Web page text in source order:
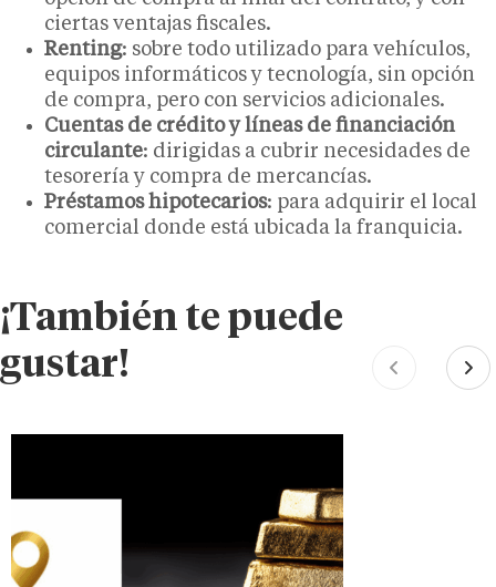
ciertas ventajas fiscales.
Renting: sobre todo utilizado para vehículos,
equipos informáticos y tecnología, sin opción
de compra, pero con servicios adicionales.
Cuentas de crédito y líneas de financiación
circulante: dirigidas a cubrir necesidades de
tesorería y compra de mercancías.
Préstamos hipotecarios: para adquirir el local
comercial donde está ubicada la franquicia.
¡También te puede
gustar!